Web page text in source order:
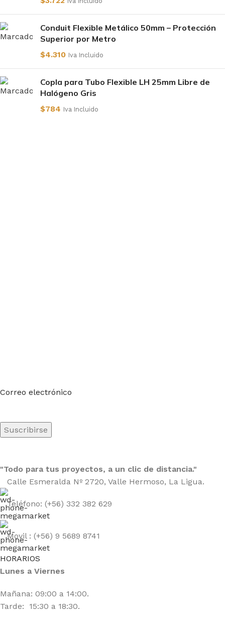
Conduit Flexible Metálico 50mm – Protección
Superior por Metro
$4.310 Iva Incluido
Copla para Tubo Flexible LH 25mm Libre de
Halógeno Gris
$784 Iva Incluido
Correo electrónico
"Todo para tus proyectos, a un clic de distancia."
Calle Esmeralda Nº 2720, Valle Hermoso, La Ligua.
Teléfono: (+56) 332 382 629
Movil : (+56) 9 5689 8741
HORARIOS
Lunes a Viernes
Mañana: 09:00 a 14:00.
Tarde: 15:30 a 18:30.